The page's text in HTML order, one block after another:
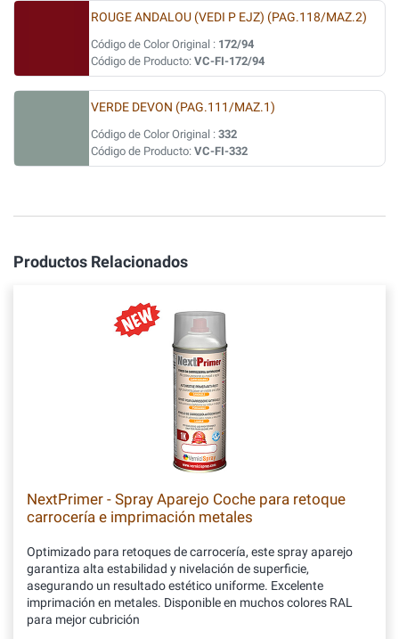
ROUGE ANDALOU (VEDI P EJZ) (PAG.118/MAZ.2)
Código de Color Original : 172/94
Código de Producto: VC-FI-172/94
VERDE DEVON (PAG.111/MAZ.1)
Código de Color Original : 332
Código de Producto: VC-FI-332
Productos Relacionados
NextPrimer - Spray Aparejo Coche para retoque
carrocería e imprimación metales
Optimizado para retoques de carrocería, este spray aparejo
garantiza alta estabilidad y nivelación de superficie,
asegurando un resultado estético uniforme. Excelente
imprimación en metales. Disponible en muchos colores RAL
para mejor cubrición